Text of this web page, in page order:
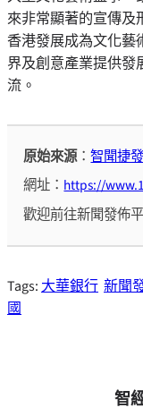
來非常顯著的宣傳及
香港發展成為文化藝
界及創意產業提供發
流。
原始來源：智聞捷
網址： https://
歡迎前往新聞發佈
Tags: 大華銀行 新聞
國
智